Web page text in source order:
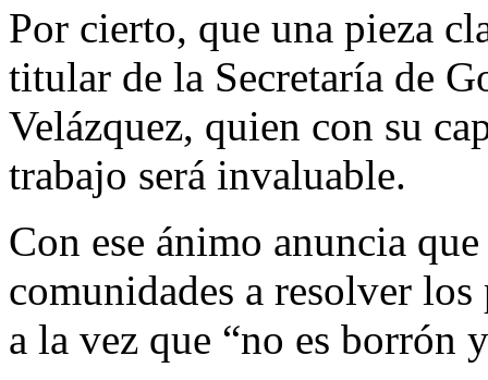
Por cierto, que una pieza
titular de la Secretaría de
Velázquez, quien con su
trabajo será invaluable.
Con ese ánimo anuncia
comunidades a resolver
a la vez que “no es borrón